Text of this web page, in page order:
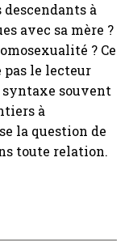
descendants à
avec sa mère ?
? Ce
le lecteur
syntaxe souvent
à
la question de
toute relation.